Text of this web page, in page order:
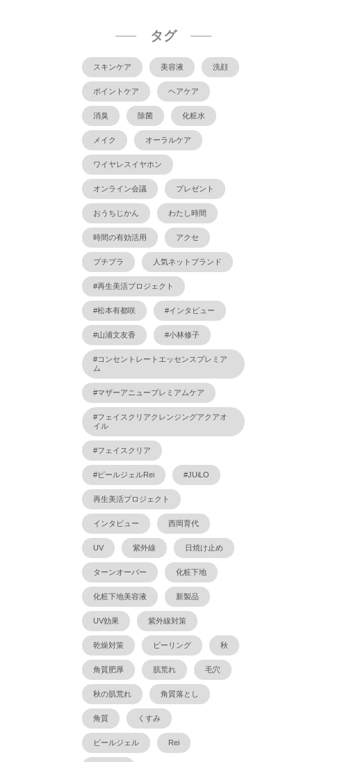
タグ
スキンケア 美容液 洗顔
ポイントケア ヘアケア
消臭 除菌 化粧水
メイク オーラルケア
ワイヤレスイヤホン
オンライン会議 プレゼント
おうちじかん わたし時間
時間の有効活用 アクセ
プチプラ 人気ネットブランド
#再生美活プロジェクト
#松本有都咲 #インタビュー
#山浦文友香 #小林修子
#コンセントレートエッセンスプレミア
ム
#マザーアニュープレミアムケア
#フェイスクリアクレンジングアクアオ
イル
#フェイスクリア
#ピールジェルRei #JUiLO
再生美活プロジェクト
インタビュー 西岡育代
UV 紫外線 日焼け止め
ターンオーバー 化粧下地
化粧下地美容液 新製品
UV効果 紫外線対策
乾燥対策 ピーリング 秋
角質肥厚 肌荒れ 毛穴
秋の肌荒れ 角質落とし
角質 くすみ
ピールジェル Rei